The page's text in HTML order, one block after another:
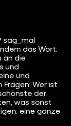
sag_mal
das Wort:
an die
und
und
Wer ist
der
was sonst
eine ganze